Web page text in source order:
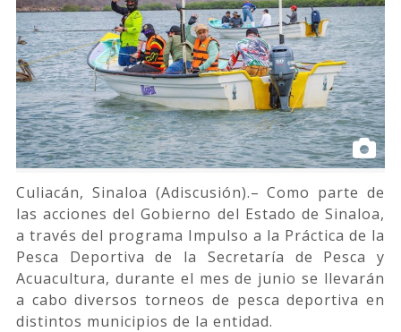
Culiacán, Sinaloa (Adiscusión).– Como parte de
las acciones del Gobierno del Estado de Sinaloa,
a través del programa Impulso a la Práctica de la
Pesca Deportiva de la Secretaría de Pesca y
Acuacultura, durante el mes de junio se llevarán
a cabo diversos torneos de pesca deportiva en
distintos municipios de la entidad.